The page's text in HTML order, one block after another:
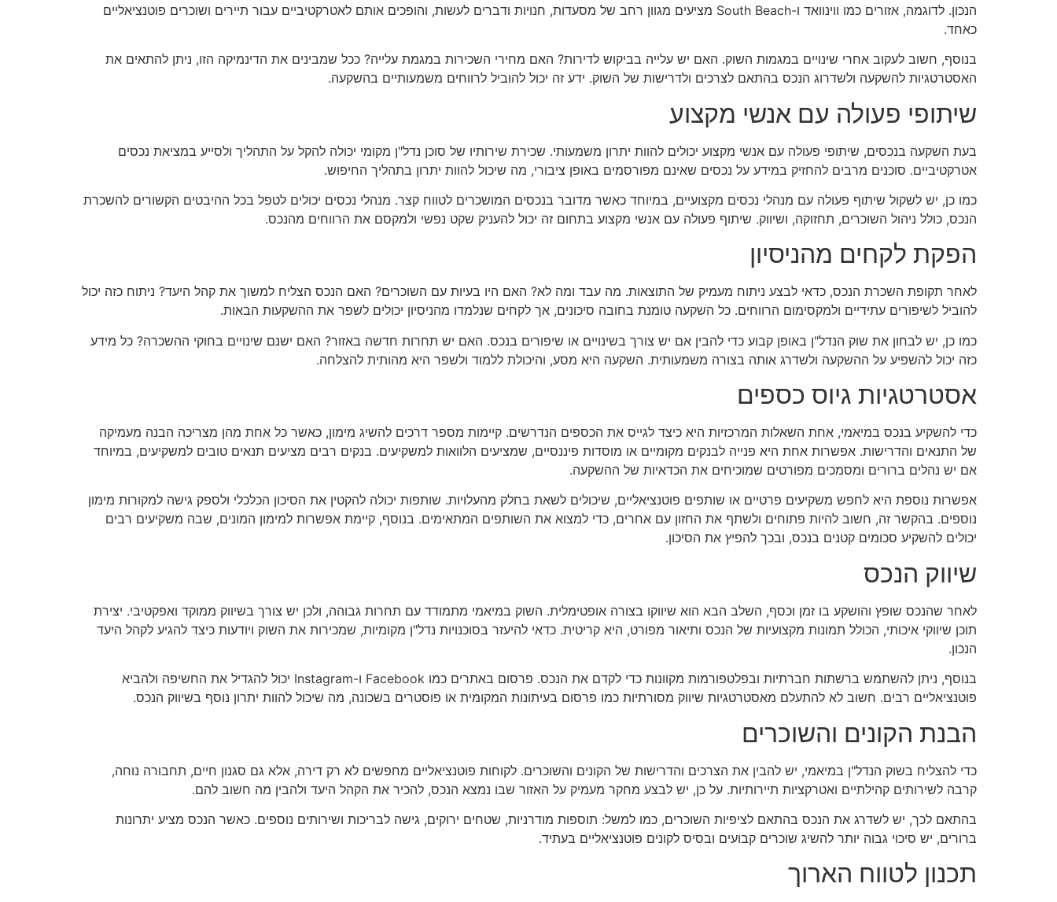
הנכון. לדוגמה, אזורים כמו ווינוואד ו-South Beach מציעים מגוון רחב של מסעדות, חנויות ודברים לעשות, והופכים אותם לאטרקטיביים עבור תיירים ושוכרים פוטנציאליים
כאחד.
בנוסף, חשוב לעקוב אחרי שינויים במגמות השוק. האם יש עלייה בביקוש לדירות? האם מחירי השכירות במגמת עלייה? ככל שמבינים את הדינמיקה הזו, ניתן להתאים את
האסטרטגיות להשקעה ולשדרוג הנכס בהתאם לצרכים ולדרישות של השוק. ידע זה יכול להוביל לרווחים משמעותיים בהשקעה.
שיתופי פעולה עם אנשי מקצוע
בעת השקעה בנכסים, שיתופי פעולה עם אנשי מקצוע יכולים להוות יתרון משמעותי. שכירת שירותיו של סוכן נדל"ן מקומי יכולה להקל על התהליך ולסייע במציאת נכסים
אטרקטיביים. סוכנים מרבים להחזיק במידע על נכסים שאינם מפורסמים באופן ציבורי, מה שיכול להוות יתרון בתהליך החיפוש.
כמו כן, יש לשקול שיתוף פעולה עם מנהלי נכסים מקצועיים, במיוחד כאשר מדובר בנכסים המושכרים לטווח קצר. מנהלי נכסים יכולים לטפל בכל ההיבטים הקשורים להשכרת
הנכס, כולל ניהול השוכרים, תחזוקה, ושיווק. שיתוף פעולה עם אנשי מקצוע בתחום זה יכול להעניק שקט נפשי ולמקסם את הרווחים מהנכס.
הפקת לקחים מהניסיון
לאחר תקופת השכרת הנכס, כדאי לבצע ניתוח מעמיק של התוצאות. מה עבד ומה לא? האם היו בעיות עם השוכרים? האם הנכס הצליח למשוך את קהל היעד? ניתוח כזה יכול
להוביל לשיפורים עתידיים ולמקסימום הרווחים. כל השקעה טומנת בחובה סיכונים, אך לקחים שנלמדו מהניסיון יכולים לשפר את ההשקעות הבאות.
כמו כן, יש לבחון את שוק הנדל"ן באופן קבוע כדי להבין אם יש צורך בשינויים או שיפורים בנכס. האם יש תחרות חדשה באזור? האם ישנם שינויים בחוקי ההשכרה? כל מידע
כזה יכול להשפיע על ההשקעה ולשדרג אותה בצורה משמעותית. השקעה היא מסע, והיכולת ללמוד ולשפר היא מהותית להצלחה.
אסטרטגיות גיוס כספים
כדי להשקיע בנכס במיאמי, אחת השאלות המרכזיות היא כיצד לגייס את הכספים הנדרשים. קיימות מספר דרכים להשיג מימון, כאשר כל אחת מהן מצריכה הבנה מעמיקה
של התנאים והדרישות. אפשרות אחת היא פנייה לבנקים מקומיים או מוסדות פיננסיים, שמציעים הלוואות למשקיעים. בנקים רבים מציעים תנאים טובים למשקיעים, במיוחד
אם יש נהלים ברורים ומסמכים מפורטים שמוכיחים את הכדאיות של ההשקעה.
אפשרות נוספת היא לחפש משקיעים פרטיים או שותפים פוטנציאליים, שיכולים לשאת בחלק מהעלויות. שותפות יכולה להקטין את הסיכון הכלכלי ולספק גישה למקורות מימון
נוספים. בהקשר זה, חשוב להיות פתוחים ולשתף את החזון עם אחרים, כדי למצוא את השותפים המתאימים. בנוסף, קיימת אפשרות למימון המונים, שבה משקיעים רבים
יכולים להשקיע סכומים קטנים בנכס, ובכך להפיץ את הסיכון.
שיווק הנכס
לאחר שהנכס שופץ והושקע בו זמן וכסף, השלב הבא הוא שיווקו בצורה אופטימלית. השוק במיאמי מתמודד עם תחרות גבוהה, ולכן יש צורך בשיווק ממוקד ואפקטיבי. יצירת
תוכן שיווקי איכותי, הכולל תמונות מקצועיות של הנכס ותיאור מפורט, היא קריטית. כדאי להיעזר בסוכנויות נדל"ן מקומיות, שמכירות את השוק ויודעות כיצד להגיע לקהל היעד
הנכון.
בנוסף, ניתן להשתמש ברשתות חברתיות ובפלטפורמות מקוונות כדי לקדם את הנכס. פרסום באתרים כמו Facebook ו-Instagram יכול להגדיל את החשיפה ולהביא
פוטנציאליים רבים. חשוב לא להתעלם מאסטרטגיות שיווק מסורתיות כמו פרסום בעיתונות המקומית או פוסטרים בשכונה, מה שיכול להוות יתרון נוסף בשיווק הנכס.
הבנת הקונים והשוכרים
כדי להצליח בשוק הנדל"ן במיאמי, יש להבין את הצרכים והדרישות של הקונים והשוכרים. לקוחות פוטנציאליים מחפשים לא רק דירה, אלא גם סגנון חיים, תחבורה נוחה,
קרבה לשירותים קהילתיים ואטרקציות תיירותיות. על כן, יש לבצע מחקר מעמיק על האזור שבו נמצא הנכס, להכיר את הקהל היעד ולהבין מה חשוב להם.
בהתאם לכך, יש לשדרג את הנכס בהתאם לציפיות השוכרים, כמו למשל: תוספות מודרניות, שטחים ירוקים, גישה לבריכות ושירותים נוספים. כאשר הנכס מציע יתרונות
ברורים, יש סיכוי גבוה יותר להשיג שוכרים קבועים ובסיס לקונים פוטנציאליים בעתיד.
תכנון לטווח הארוך